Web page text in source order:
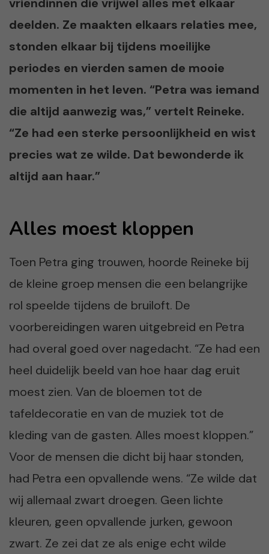
deelden. Ze maakten elkaars relaties mee,
stonden elkaar bij tijdens moeilijke
periodes en vierden samen de mooie
momenten in het leven. “Petra was iemand
die altijd aanwezig was,” vertelt Reineke.
“Ze had een sterke persoonlijkheid en wist
precies wat ze wilde. Dat bewonderde ik
altijd aan haar.”
Alles moest kloppen
Toen Petra ging trouwen, hoorde Reineke bij
de kleine groep mensen die een belangrijke
rol speelde tijdens de bruiloft. De
voorbereidingen waren uitgebreid en Petra
had overal goed over nagedacht. “Ze had een
heel duidelijk beeld van hoe haar dag eruit
moest zien. Van de bloemen tot de
tafeldecoratie en van de muziek tot de
kleding van de gasten. Alles moest kloppen.”
Voor de mensen die dicht bij haar stonden,
had Petra een opvallende wens. “Ze wilde dat
wij allemaal zwart droegen. Geen lichte
kleuren, geen opvallende jurken, gewoon
zwart. Ze zei dat ze als enige echt wilde